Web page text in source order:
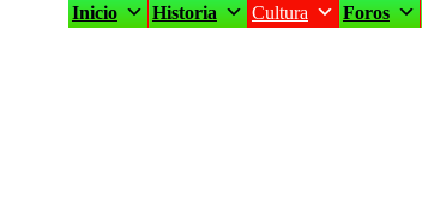
Inicio Historia Cultura Foros